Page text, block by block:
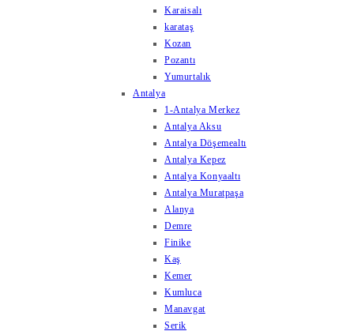
Karaisalı
karataş
Kozan
Pozantı
Yumurtalık
Antalya
1-Antalya Merkez
Antalya Aksu
Antalya Döşemealtı
Antalya Kepez
Antalya Konyaaltı
Antalya Muratpaşa
Alanya
Demre
Finike
Kaş
Kemer
Kumluca
Manavgat
Serik